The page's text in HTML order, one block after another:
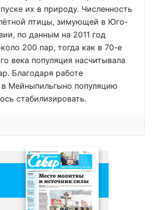
их в природу. Численность
птицы, зимующей в Юго-
по данным на 2011 год
200 пар, тогда как в 70-е
века популяция насчитывала
Благодаря работе
в Мейныпильгыно популяцию
стабилизировать.